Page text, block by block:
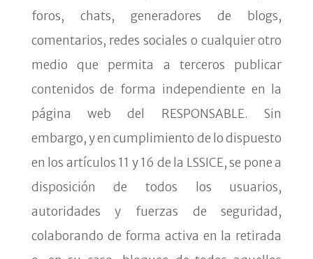
foros, chats, generadores de blogs,
comentarios, redes sociales o cualquier otro
medio que permita a terceros publicar
contenidos de forma independiente en la
página web del RESPONSABLE. Sin
embargo, y en cumplimiento de lo dispuesto
en los artículos 11 y 16 de la LSSICE, se pone a
disposición de todos los usuarios,
autoridades y fuerzas de seguridad,
colaborando de forma activa en la retirada